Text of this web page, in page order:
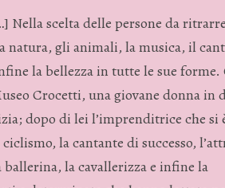
Nella scelta delle persone da
natura, gli animali, la musica, il
la bellezza in tutte le sue forme.
Crocetti, una giovane donna in
dopo di lei l’imprenditrice che si
la cantante di successo,
la cavallerizza e infine la